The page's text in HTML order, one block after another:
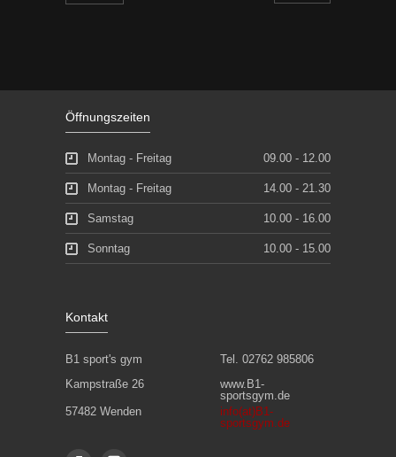
Öffnungszeiten
Montag - Freitag 09.00 - 12.00
Montag - Freitag 14.00 - 21.30
Samstag 10.00 - 16.00
Sonntag 10.00 - 15.00
Kontakt
B1 sport's gym
Tel. 02762 985806
Kampstraße 26
www.B1-
sportsgym.de
57482 Wenden
info(at)B1-
sportsgym.de